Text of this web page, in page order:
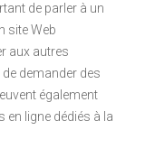
de parler à un
site Web
aux autres
demander des
également
ligne dédiés à la